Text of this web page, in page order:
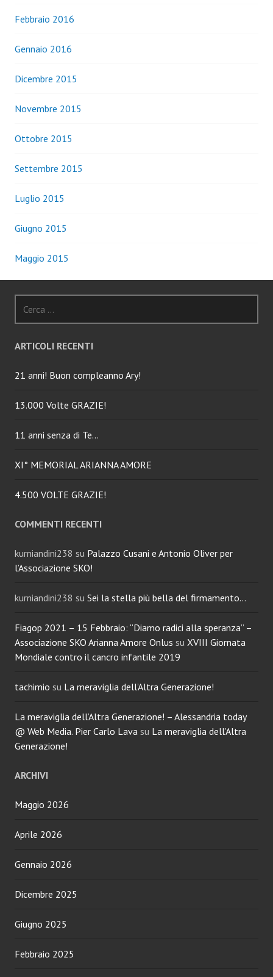
Febbraio 2016
Gennaio 2016
Dicembre 2015
Novembre 2015
Ottobre 2015
Settembre 2015
Luglio 2015
Giugno 2015
Maggio 2015
per:
ARTICOLI RECENTI
21 anni! Buon compleanno Ary!
13.000 Volte GRAZIE!
11 anni senza di Te…
XI° MEMORIAL ARIANNA AMORE
4.500 VOLTE GRAZIE!
COMMENTI RECENTI
kurniandini238 su Palazzo Cusani e Antonio Oliver per
l’Associazione SKO!
kurniandini238 su Sei la stella più bella del firmamento…
Fiagop 2021 – 15 Febbraio: “Diamo radici alla speranza” –
Associazione SKO Arianna Amore Onlus su XVIII Giornata
Mondiale contro il cancro infantile 2019
tachimio su La meraviglia dell’Altra Generazione!
La meraviglia dell’Altra Generazione! – Alessandria today
@ Web Media. Pier Carlo Lava su La meraviglia dell’Altra
Generazione!
ARCHIVI
Maggio 2026
Aprile 2026
Gennaio 2026
Dicembre 2025
Giugno 2025
Febbraio 2025